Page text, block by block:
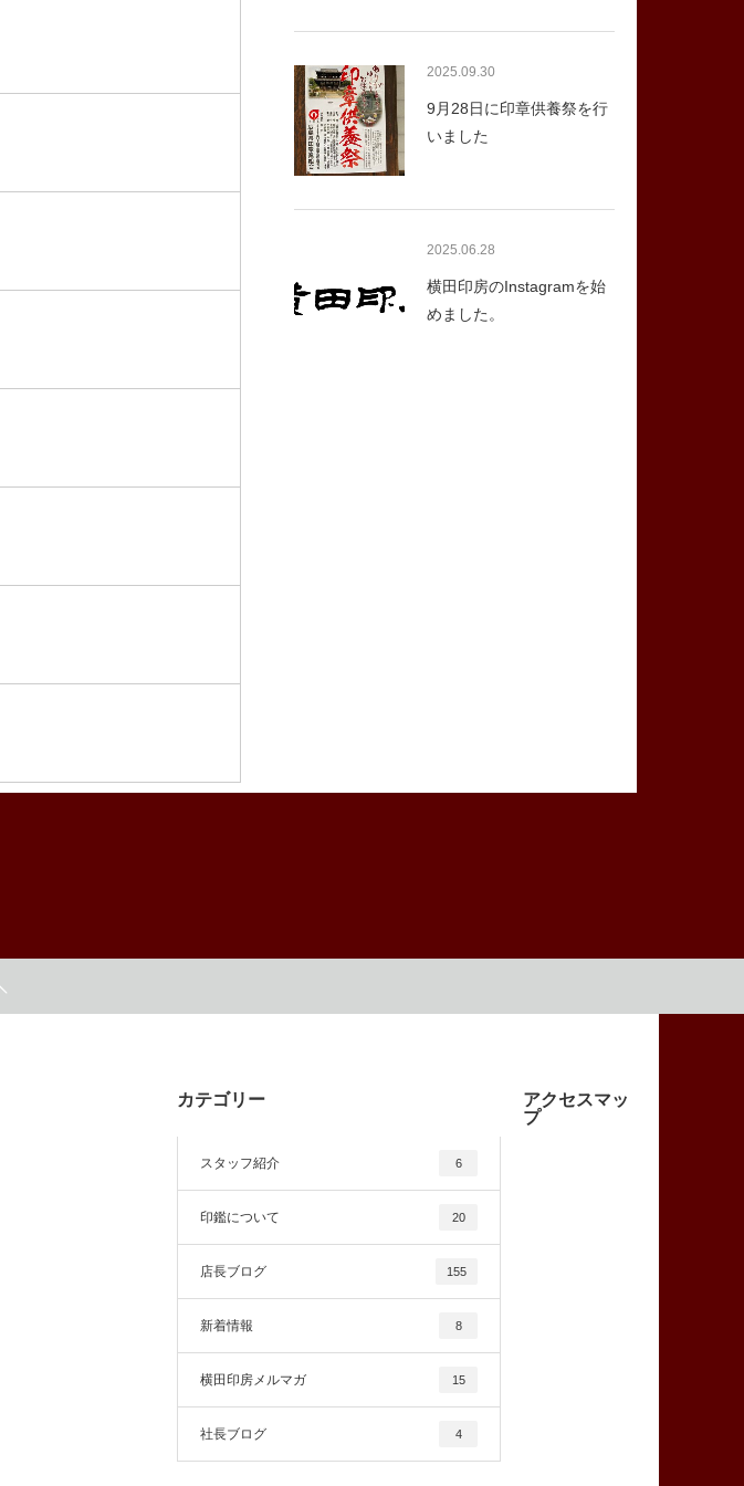
2025.09.30
9月28日に印章供養祭を行
いました
2025.06.28
横田印房のInstagramを始
めました。
カテゴリー
スタッフ紹介 6
印鑑について 20
店長ブログ 155
新着情報 8
横田印房メルマガ 15
社長ブログ 4
アクセスマッ
プ